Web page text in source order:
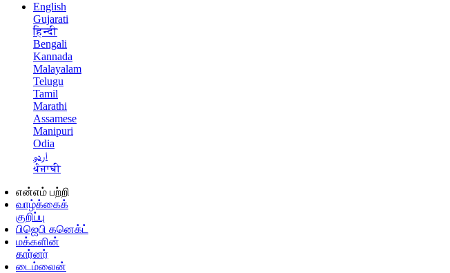
English
Gujarati
हिन्दी
Bengali
Kannada
Malayalam
Telugu
Tamil
Marathi
Assamese
Manipuri
Odia
اردو
ਪੰਜਾਬੀ
என்எம் பற்றி
வாழ்க்கைக்
குறிப்பு
பிஜெபி கனெக்ட்
மக்களின்
கார்னர்
டைம்லைன்